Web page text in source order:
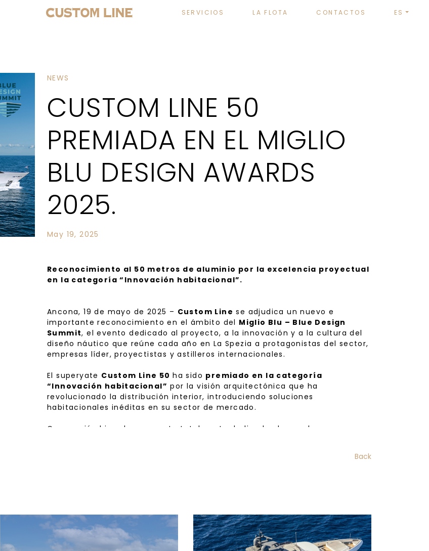
SERVICIOS LA FLOTA CONTACTOS ES
NEWS
CUSTOM LINE 50
PREMIADA EN EL MIGLIO
BLU DESIGN AWARDS
2025.
May 19, 2025
Reconocimiento al 50 metros de aluminio por la excelencia proyectual
en la categoría “Innovación habitacional”.
Ancona, 19 de mayo de 2025 – Custom Line se adjudica un nuevo e
importante reconocimiento en el ámbito del Miglio Blu – Blue Design
Summit, el evento dedicado al proyecto, a la innovación y a la cultura del
diseño náutico que reúne cada año en La Spezia a protagonistas del sector,
empresas líder, proyectistas y astilleros internacionales.
El superyate Custom Line 50ha sido premiado en la categoría
“Innovación habitacional” por la visión arquitectónica que ha
revolucionado la distribución interior, introduciendo soluciones
habitacionales inéditas en su sector de mercado.
Convenció al jurado un puente totalmente dedicado al armador, con una
garantizar la máxima privacidad. Una configuración proyectual exclusiva,
desarrollo de proyectos hechos a medida que unen estética, funcionalidad
e innovación, valorizando el papel central del armador en la filosofía
proyectual de la marca.
Back